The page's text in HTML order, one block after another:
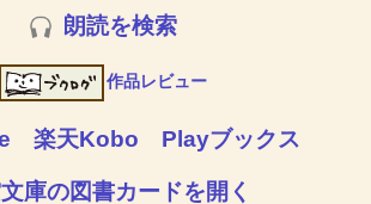
朗読を検索
作品レビュー
楽天Kobo Playブックス
庫の図書カードを開く